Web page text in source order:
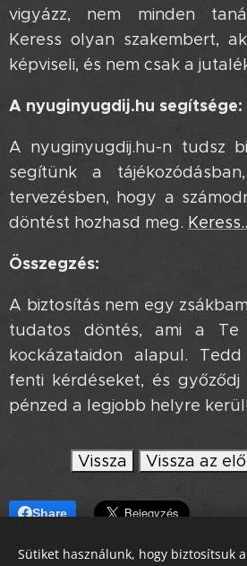
vigyázz, nem minden
Keress olyan szakembert,
képviseli, és nem csak a
A nyuginyugdij.hu segítsége:
A nyuginyugdij.hu-n tudsz
segítünk a
tervezésben, hogy a
döntést hozhasd meg.
Összegzés:
A biztosítás nem egy
tudatos döntés, ami a Te
kockázataidon alapul.
fenti kérdéseket, és
pénzed a legjobb helyre kerül!
Vissza Vissza az
Share
Sütiket használunk, hogy biztosítsuk